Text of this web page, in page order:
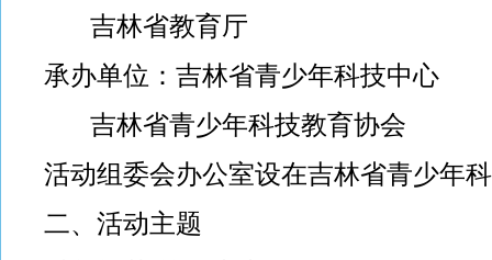
吉林省教育厅
承办单位：吉林省青少年科技中心
吉林省青少年科技教育协会
活动组委会办公室设在吉林省青少年
二、活动主题